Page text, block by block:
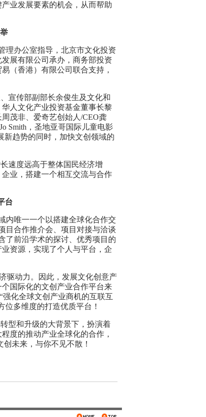
业发展要素的机会，从而帮助
理办公室指导，北京市文化投资
展有限公司承办，商务部投资
（香港）有限公司 联合支持，
宣传部副部长余俊生及文化和
华人文化产业投资基金董事长黎
茂非、 爱奇艺创始人/CEO龚
Smith ，圣地亚哥国际儿童电影
新趋势的同时，加快文创领域的
速度远高于整体国民经济增
企业，搭建一个相互交流与合作
台
内唯一一个以搭建全球化合作交
目 合作推介会、 项目对接与洽谈
了前沿学术的探讨、优秀项目的
资源，实现了个人与平台，企
驱动力。因此，发展文化创意产
国际化的文创产业合作平台来
强化全球文创产业商机的互联互
位多维度的打造优质平台！
型和升级的大背景下，扮演着
度的推动产业全球化的合作，
创未来，与你不见不散！